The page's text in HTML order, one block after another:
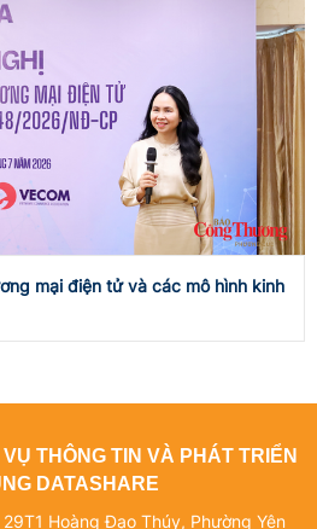
mại điện tử và các mô hình kinh
THÔNG TIN VÀ PHÁT TRIỂN
DATASHARE
Hoàng Đạo Thúy, Phường Yên